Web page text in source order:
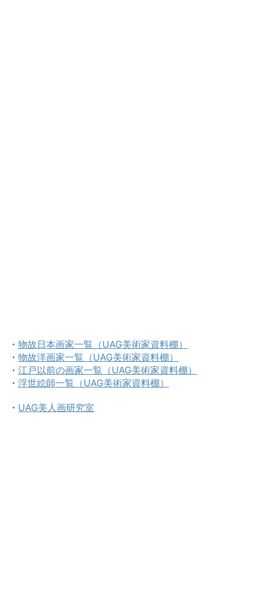
・ 物故日本画家一覧（UAG美術家資料棚）
・ 物故洋画家一覧（UAG美術家資料棚）
・ 江戸以前の画家一覧（UAG美術家資料棚）
・ 浮世絵師一覧（UAG美術家資料棚）
・ UAG美人画研究室